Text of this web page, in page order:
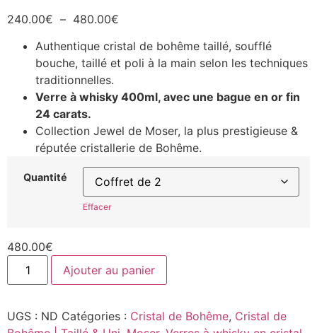
240.00€ – 480.00€
Authentique cristal de bohême taillé, soufflé
bouche, taillé et poli à la main selon les techniques
traditionnelles.
Verre à whisky 400ml, avec une bague en or fin
24 carats.
Collection Jewel de Moser, la plus prestigieuse &
réputée cristallerie de Bohême.
Quantité
Effacer
480.00€
Ajouter au panier
UGS : ND Catégories : Cristal de Bohême, Cristal de